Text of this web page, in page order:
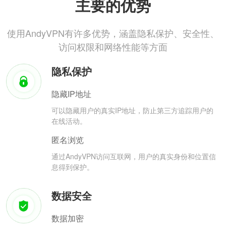
主要的优势
使用AndyVPN有许多优势，涵盖隐私保护、安全性、
访问权限和网络性能等方面
隐私保护
隐藏IP地址
可以隐藏用户的真实IP地址，防止第三方追踪用户的
在线活动。
匿名浏览
通过AndyVPN访问互联网，用户的真实身份和位置信
息得到保护。
数据安全
数据加密